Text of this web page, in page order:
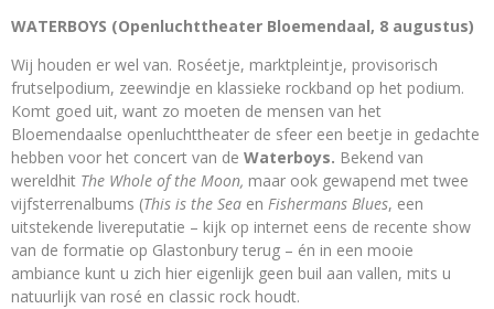
WATERBOYS (Openluchttheater Bloemendaal, 8 augustus)
Wij houden er wel van. Roséetje, marktpleintje, provisorisch
frutselpodium, zeewindje en klassieke rockband op het podium.
Komt goed uit, want zo moeten de mensen van het
Bloemendaalse openluchttheater de sfeer een beetje in gedachte
hebben voor het concert van de Waterboys. Bekend van
wereldhit The Whole of the Moon, maar ook gewapend met twee
vijfsterrenalbums (This is the Sea en Fishermans Blues, een
uitstekende livereputatie – kijk op internet eens de recente show
van de formatie op Glastonbury terug – én in een mooie
ambiance kunt u zich hier eigenlijk geen buil aan vallen, mits u
natuurlijk van rosé en classic rock houdt.